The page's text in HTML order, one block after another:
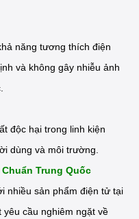
năng tương thích điện
và không gây nhiễu ảnh
độc hại trong linh kiện
dùng và môi trường.
Trung Quốc
nhiều sản phẩm điện tử tại
yêu cầu nghiêm ngặt về